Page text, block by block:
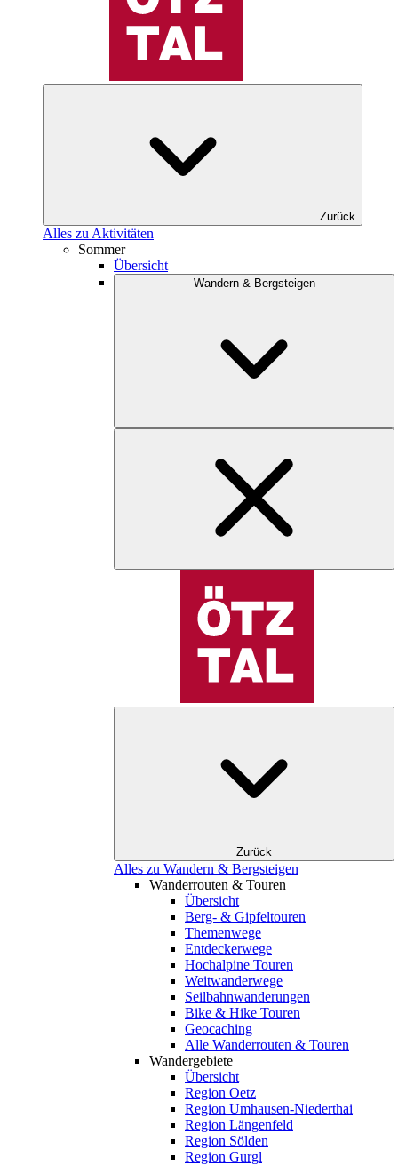
Zurück
Alles zu Aktivitäten
Sommer
Übersicht
Wandern & Bergsteigen
Zurück
Alles zu Wandern & Bergsteigen
Wanderrouten & Touren
Übersicht
Berg- & Gipfeltouren
Themenwege
Entdeckerwege
Hochalpine Touren
Weitwanderwege
Seilbahnwanderungen
Bike & Hike Touren
Geocaching
Alle Wanderrouten & Touren
Wandergebiete
Übersicht
Region Oetz
Region Umhausen-Niederthai
Region Längenfeld
Region Sölden
Region Gurgl